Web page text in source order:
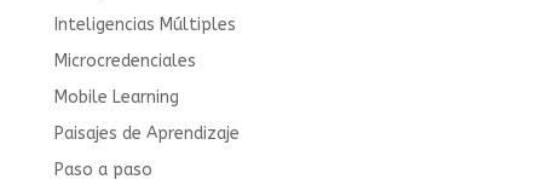
Inteligencias Múltiples
Microcredenciales
Mobile Learning
Paisajes de Aprendizaje
Paso a paso